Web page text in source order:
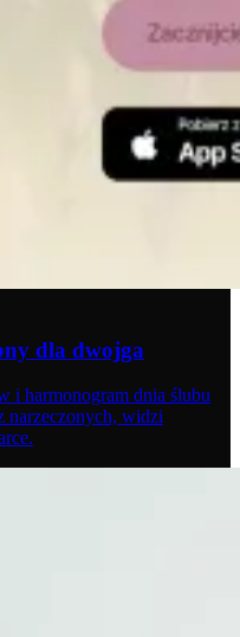
dla dwojga
i harmonogram dnia ślubu
narzeczonych, widzi